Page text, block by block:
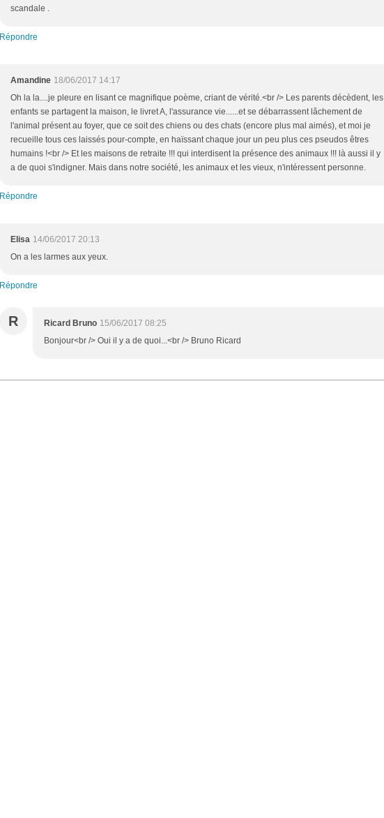
scandale .
Répondre
Amandine 18/06/2017 14:17
Oh la la....je pleure en lisant ce magnifique poème, criant de vérité.<br /> Les parents décèdent, les
enfants se partagent la maison, le livret A, l'assurance vie......et se débarrassent lâchement de
l'animal présent au foyer, que ce soit des chiens ou des chats (encore plus mal aimés), et moi je
recueille tous ces laissés pour-compte, en haïssant chaque jour un peu plus ces pseudos êtres
humains !<br /> Et les maisons de retraite !!! qui interdisent la présence des animaux !!! là aussi il y
a de quoi s'indigner. Mais dans notre société, les animaux et les vieux, n'intéressent personne.
Répondre
Elisa 14/06/2017 20:13
On a les larmes aux yeux.
Répondre
R Ricard Bruno 15/06/2017 08:25
Bonjour<br /> Oui il y a de quoi...<br /> Bruno Ricard